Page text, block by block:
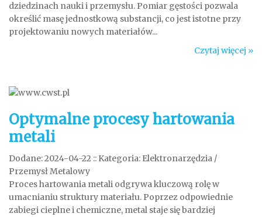
dziedzinach nauki i przemysłu. Pomiar gęstości pozwala
określić masę jednostkową substancji, co jest istotne przy
projektowaniu nowych materiałów...
Czytaj więcej »
Optymalne procesy hartowania
metali
Dodane: 2024-04-22 :: Kategoria: Elektronarzędzia /
Przemysł Metalowy
Proces hartowania metali odgrywa kluczową rolę w
umacnianiu struktury materiału. Poprzez odpowiednie
zabiegi cieplne i chemiczne, metal staje się bardziej